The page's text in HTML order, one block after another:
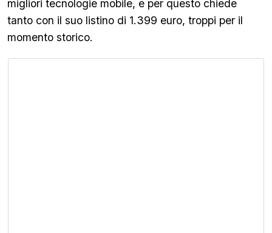
migliori tecnologie mobile, e per questo chiede
tanto con il suo listino di 1.399 euro, troppi per il
momento storico.